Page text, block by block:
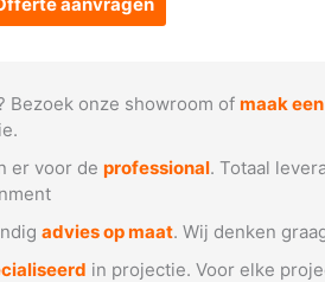
Bezoek onze showroom ofmaak
er voor deprofessional. Totaal
advies op maat. Wij denken
in projectie. Voor elke